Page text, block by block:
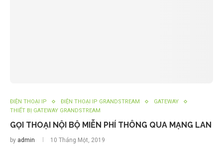
ĐIỆN THOẠI IP ĐIỆN THOẠI IP GRANDSTREAM
GATEWAY
THIẾT BỊ GATEWAY GRANDSTREAM
GỌI THOẠI NỘI BỘ MIỄN PHÍ THÔNG QUA MẠNG LAN
by admin 10 Tháng Một, 2019